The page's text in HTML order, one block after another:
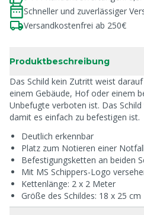
Schneller und zuverlässiger
Versandkostenfrei ab 250€
Produktbeschreibung
Das Schild kein Zutritt weist
einem Gebäude, Hof oder einem
Unbefugte verboten ist. Das
damit es einfach zu befestigen ist.
Deutlich erkennbar
Platz zum Notieren einer
Befestigungsketten an beiden
Mit MS Schippers-Logo
Kettenlänge: 2 x 2 Meter
Größe des Schildes: 18 x 25 cm